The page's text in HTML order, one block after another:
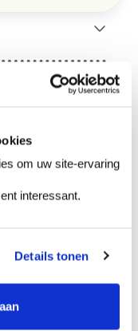
om uw site-ervaring
interessant.
Details tonen
irritatie van
met
van
of het etiket